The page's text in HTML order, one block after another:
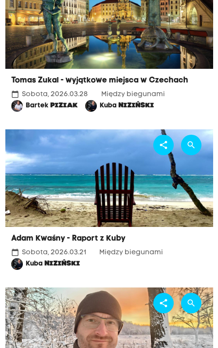
Tomas Zukal - wyjątkowe miejsca w Czechach
calendar_today Sobota, 2026.03.28
Między biegunami
BartekPIZIAK KubaNIZIŃSKI
Adam Kwaśny - Raport z Kuby
calendar_today Sobota, 2026.03.21
Między biegunami
KubaNIZIŃSKI
share search
share search